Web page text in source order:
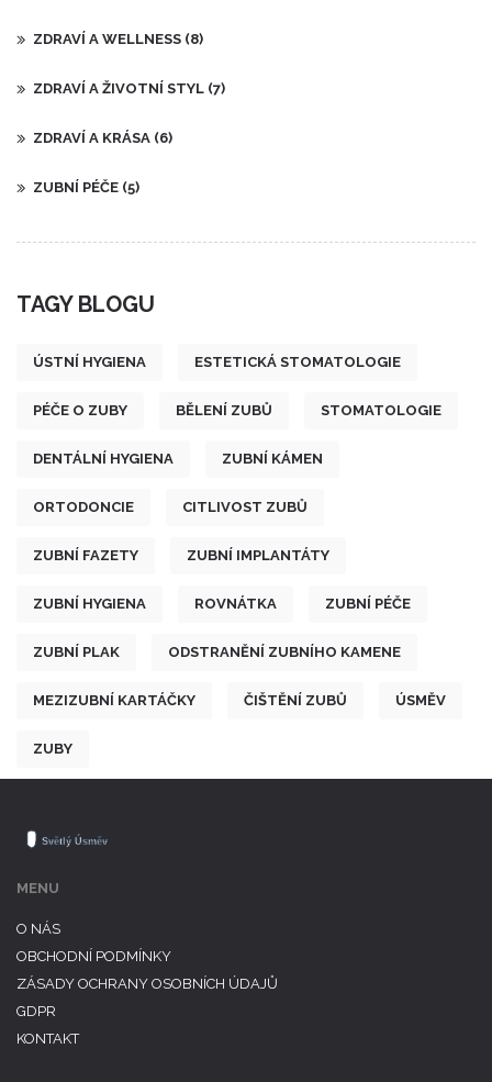
ZDRAVÍ A WELLNESS (8)
ZDRAVÍ A ŽIVOTNÍ STYL (7)
ZDRAVÍ A KRÁSA (6)
ZUBNÍ PÉČE (5)
TAGY BLOGU
ÚSTNÍ HYGIENA ESTETICKÁ STOMATOLOGIE
PÉČE O ZUBY BĚLENÍ ZUBŮ STOMATOLOGIE
DENTÁLNÍ HYGIENA ZUBNÍ KÁMEN
ORTODONCIE CITLIVOST ZUBŮ
ZUBNÍ FAZETY ZUBNÍ IMPLANTÁTY
ZUBNÍ HYGIENA ROVNÁTKA ZUBNÍ PÉČE
ZUBNÍ PLAK ODSTRANĚNÍ ZUBNÍHO KAMENE
MEZIZUBNÍ KARTÁČKY ČIŠTĚNÍ ZUBŮ ÚSMĚV
ZUBY
MENU
O NÁS
OBCHODNÍ PODMÍNKY
ZÁSADY OCHRANY OSOBNÍCH ÚDAJŮ
GDPR
KONTAKT